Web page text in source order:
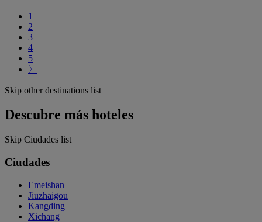
1
2
3
4
5
〉
Skip other destinations list
Descubre más hoteles
Skip Ciudades list
Ciudades
Emeishan
Jiuzhaigou
Kangding
Xichang